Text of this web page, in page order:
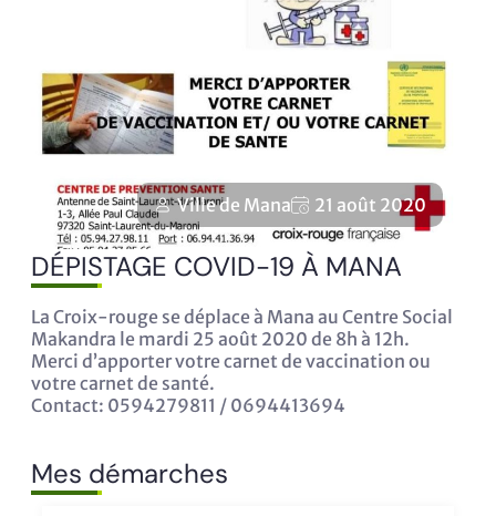
Ville de Mana 21 août 2020
DÉPISTAGE COVID-19 À MANA
La Croix-rouge se déplace à Mana au Centre Social
Makandra le mardi 25 août 2020 de 8h à 12h.
Merci d’apporter votre carnet de vaccination ou
votre carnet de santé.
Contact: 0594279811 / 0694413694
Mes démarches